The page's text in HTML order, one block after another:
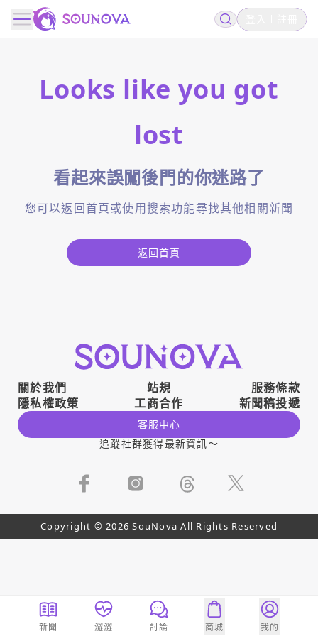
Looks like you got
lost
看起來誤闖後門的你迷路了
您可以返回首頁或使用搜索功能尋找其他相關新聞
返回首頁
關於我們 站規
服務條款
隱私權政策
工商合作 新聞稿投遞
客服中心
追蹤社群獲得最新資訊～
Copyright © 2026 SouNova All Rights Reserved
新聞 澀澀 討論 商城 我的